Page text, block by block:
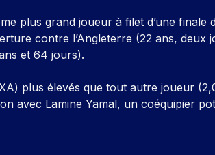
plus grand joueur à filet d’une finale
contre l’Angleterre (22 ans, deux
et 64 jours).
plus élevés que tout autre joueur
avec Lamine Yamal, un coéquipier